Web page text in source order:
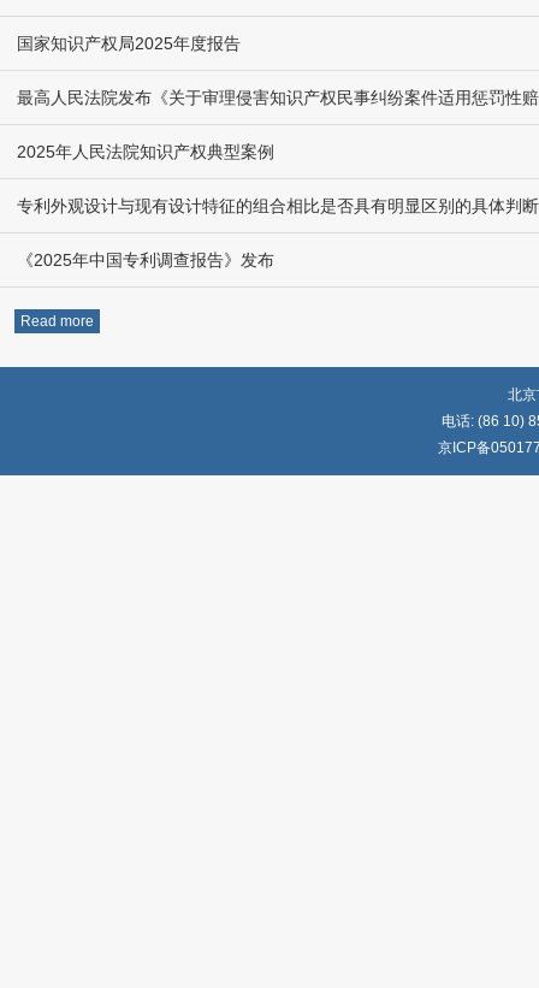
国家知识产权局2025年度报告
2025年人民法院知识产权典型案例
专利外观设计与现有设计特征的组合相比是否具有明显区别的具体判断
《2025年中国专利调查报告》发布
Read more
北
电话: (86 10)
京ICP备